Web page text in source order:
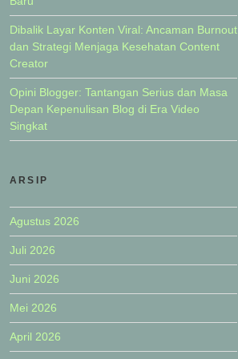
Dibalik Layar Konten Viral: Ancaman Burnout
dan Strategi Menjaga Kesehatan Content
Creator
Opini Blogger: Tantangan Serius dan Masa
Depan Kepenulisan Blog di Era Video
Singkat
ARSIP
Agustus 2026
Juli 2026
Juni 2026
Mei 2026
April 2026